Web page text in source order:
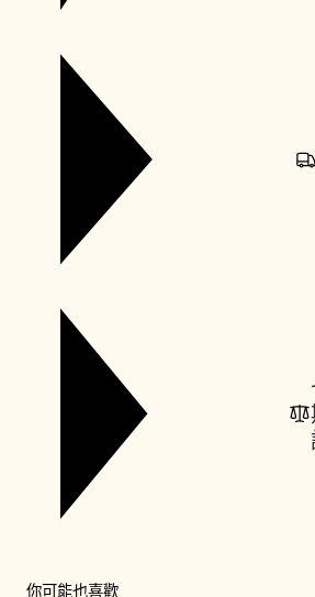
你可能也喜歡